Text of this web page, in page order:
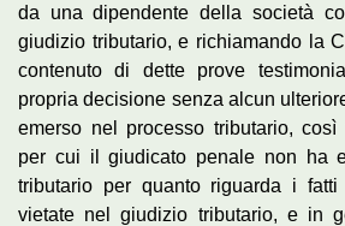
da una dipendente della società
giudizio tributario, e richiamando la
contenuto di dette prove
propria decisione senza alcun
emerso nel processo tributario,
per cui il giudicato penale non ha
tributario per quanto riguarda i
vietate nel giudizio tributario, e in